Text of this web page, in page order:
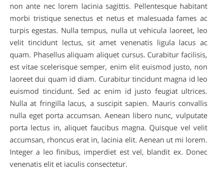
non ante nec lorem lacinia sagittis. Pellentesque habitant
morbi tristique senectus et netus et malesuada fames ac
turpis egestas. Nulla tempus, nulla ut vehicula laoreet, leo
velit tincidunt lectus, sit amet venenatis ligula lacus ac
quam. Phasellus aliquam aliquet cursus. Curabitur facilisis,
est vitae scelerisque semper, enim elit euismod justo, non
laoreet dui quam id diam. Curabitur tincidunt magna id leo
euismod tincidunt. Sed ac enim id justo feugiat ultrices.
Nulla at fringilla lacus, a suscipit sapien. Mauris convallis
nulla eget porta accumsan. Aenean libero nunc, vulputate
porta lectus in, aliquet faucibus magna. Quisque vel velit
accumsan, rhoncus erat in, lacinia elit. Aenean ut mi lorem.
Integer a leo finibus, imperdiet est vel, blandit ex. Donec
venenatis elit et iaculis consectetur.